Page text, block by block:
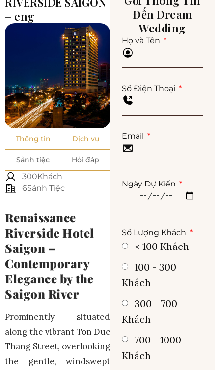
– eng
Thông tin Dịch vụ
Sảnh tiệc Hỏi đáp
300Khách
6Sảnh Tiệc
Renaissance
Riverside Hotel
Saigon –
Contemporary
Elegance by the
Saigon River
Prominently situated
along the vibrant Ton Duc
Thang Street, overlooking
the gentle, windswept
Đến Dream
Wedding
Họ và Tên
Số Điện Thoại
Email
Ngày Dự Kiến
Số Lượng Khách
< 100 Khách
100 - 300
Khách
300 - 700
Khách
700 - 1000
Khách